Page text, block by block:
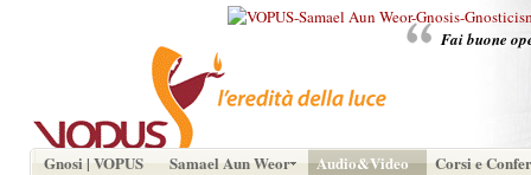
Fai buone
Gnosi | VOPUS Samael Aun Weor Audio&Video Corsi e